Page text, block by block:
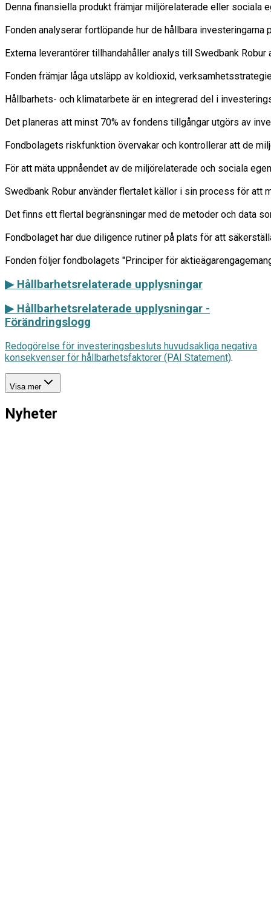
Denna finansiella produkt främjar miljörelaterade eller sociala
Fonden analyserar fortlöpande hur de hållbara
Externa leverantörer tillhandahåller analys till Swedbank
Fonden främjar låga utsläpp av koldioxid,
Hållbarhets- och klimatarbete är en integrerad del i
Det planeras att minst 70% av fondens tillgångar utgörs av
Fondbolagets riskfunktion övervakar och kontrollerar att de
För att mäta uppnåendet av de miljörelaterade och sociala
Swedbank Robur använder flertalet källor i sin process för att
Det finns ett flertal begränsningar med de metoder och data
Fondbolaget har due diligence rutiner på plats för att
▶ Hållbarhetsrelaterade upplysningar
▶ Hållbarhetsrelaterade upplysningar -
Förändringslogg
Redogörelse för investeringsbesluts huvudsakliga negativa
konsekvenser för hållbarhetsfaktorer (PAI Statement).
Visa mer
Nyheter